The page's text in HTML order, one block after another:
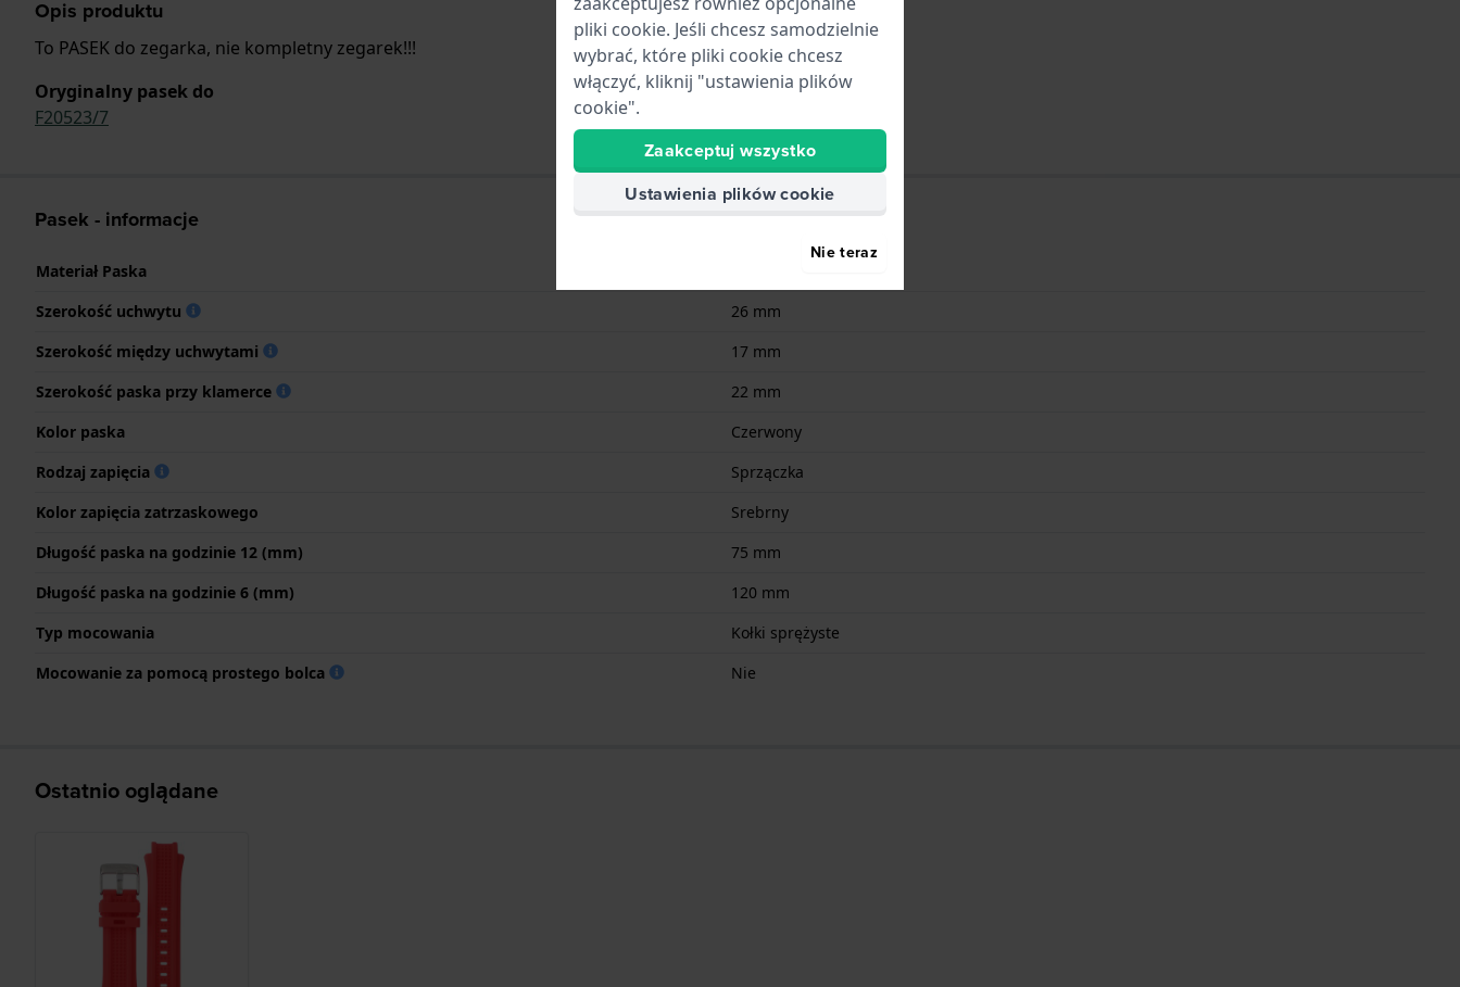
Opis produktu
To PASEK do zegarka, nie kompletny zegarek!!!
Oryginalny pasek do
F20523/7
Pasek - informacje
Materiał Paska
Szerokość uchwytu
26 mm
Szerokość między uchwytami
17 mm
Szerokość paska przy klamerce
22 mm
Kolor paska
Czerwony
Rodzaj zapięcia
Sprzączka
Kolor zapięcia zatrzaskowego
Srebrny
Długość paska na godzinie 12 (mm)
75 mm
Długość paska na godzinie 6 (mm)
120 mm
Typ mocowania
Kołki sprężyste
Mocowanie za pomocą prostego bolca
Nie
Ostatnio oglądane
pliki cookie. Jeśli chcesz samodzielnie
wybrać, które pliki cookie chcesz
włączyć, kliknij "ustawienia plików
cookie".
Zaakceptuj wszystko
Ustawienia plików cookie
Nie teraz